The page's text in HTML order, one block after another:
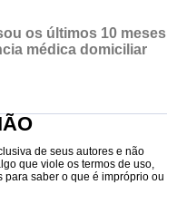
os últimos 10 meses
médica domiciliar
de seus autores e não
que viole os termos de uso,
saber o que é impróprio ou